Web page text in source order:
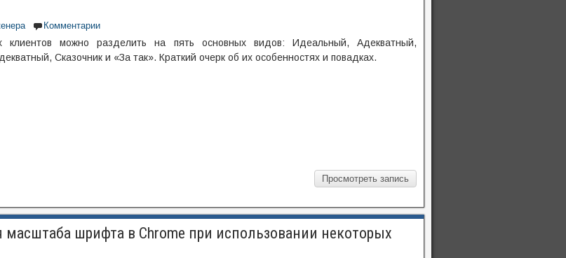
Комментарии
клиентов можно разделить на пять основных видов: Идеальный, Адекватный,
Сказочник и «За так». Краткий очерк об их особенностях и повадках.
Просмотреть запись
шрифта в Chrome при использовании некоторых